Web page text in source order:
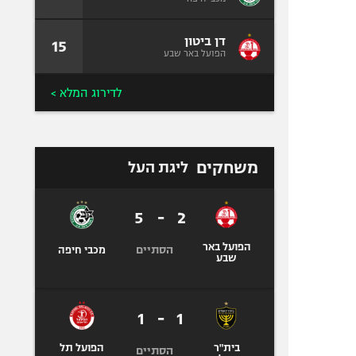
דן ביטון
הפועל באר שבע 15
לדירוג המלא >
משחקים ליגת העל
הפועל באר
שבע
2
-
5
הסתיים מכבי חיפה
בית"ר
1
-
1
הסתיים
הפועל תל